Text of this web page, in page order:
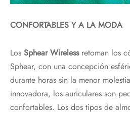
CONFORTABLES Y A LA MODA
Los Sphear Wirelessretoman los
Sphear, con una concepción
durante horas sin la menor
innovadora, los auriculares son
confortables. Los dos tipos de